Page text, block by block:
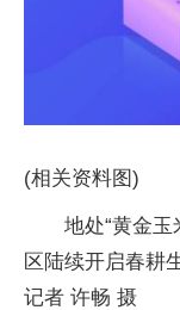
(相关资料图)
地处“黄金
区陆续开启春耕
记者 许畅 摄